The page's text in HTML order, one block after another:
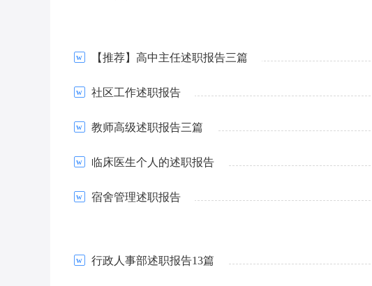
【推荐】高中主任述职报告三篇
社区工作述职报告
教师高级述职报告三篇
临床医生个人的述职报告
宿舍管理述职报告
行政人事部述职报告13篇